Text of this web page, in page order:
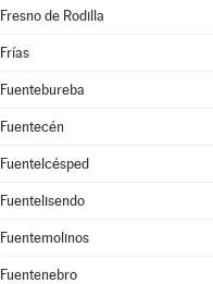
Fresno de Rodilla
Frías
Fuentebureba
Fuentecén
Fuentelcésped
Fuentelisendo
Fuentemolinos
Fuentenebro